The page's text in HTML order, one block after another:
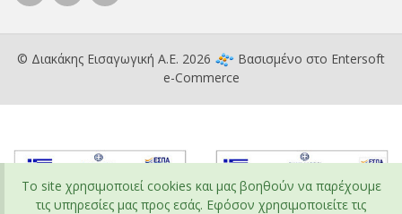
© Διακάκης Εισαγωγική Α.Ε. 2026 Βασισμένο στο Entersoft
e-Commerce
To site χρησιμοποιεί cookies και μας βοηθούν να παρέχουμε
τις υπηρεσίες μας προς εσάς. Εφόσον χρησιμοποιείτε τις